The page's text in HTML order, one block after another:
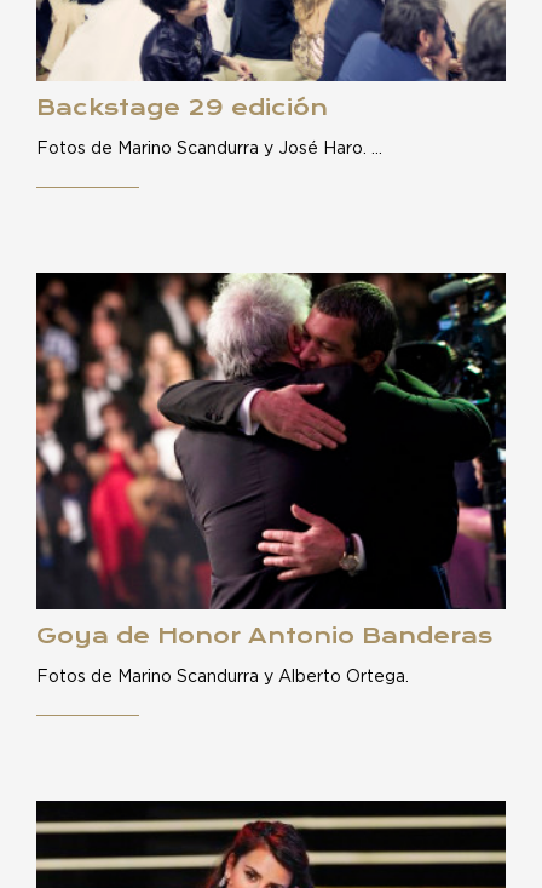
Backstage 29 edición
Fotos de Marino Scandurra y José Haro. …
Goya de Honor Antonio Banderas
Fotos de Marino Scandurra y Alberto Ortega.